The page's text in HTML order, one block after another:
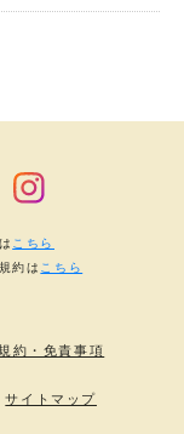
約・免責事項
サイトマップ
こちら
約は こちら